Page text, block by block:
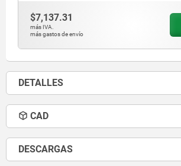
$7,137.31
más IVA.
más gastos de envío
DETALLES
CAD
DESCARGAS